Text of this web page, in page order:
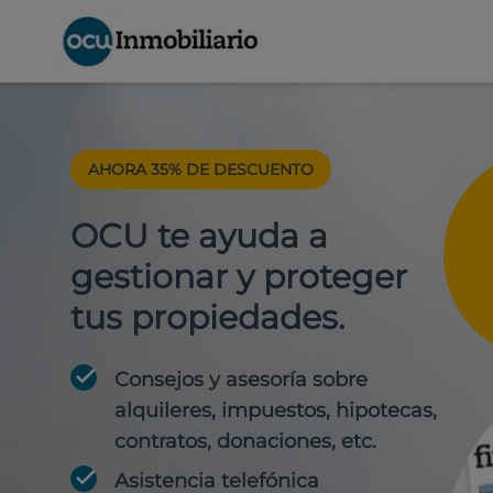
AHORA 35% DE DESCUENTO
OCU te ayuda a
gestionar y proteger
tus propiedades.
Consejos y asesoría sobre
alquileres, impuestos, hipotecas,
contratos, donaciones, etc.
Asistencia telefónica